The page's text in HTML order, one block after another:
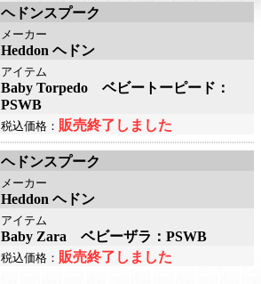
ヘドンスプーク
メーカー
Heddon ヘドン
アイテム
Baby Torpedo ベビートーピード：
PSWB
税込価格： 販売終了しました
ヘドンスプーク
メーカー
Heddon ヘドン
アイテム
Baby Zara ベビーザラ：PSWB
税込価格： 販売終了しました